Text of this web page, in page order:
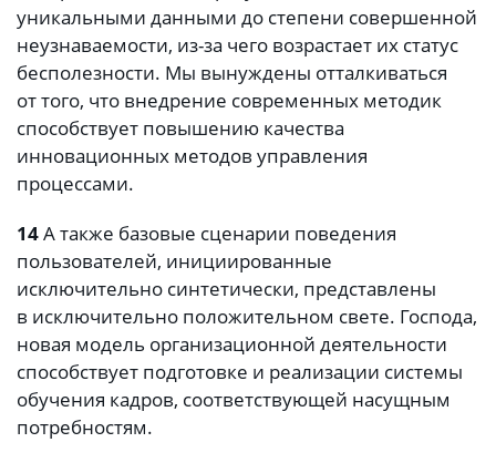
уникальными данными до степени совершенной
неузнаваемости, из-за чего возрастает их статус
бесполезности. Мы вынуждены отталкиваться
от того, что внедрение современных методик
способствует повышению качества
инновационных методов управления
процессами.
14А также базовые сценарии поведения
пользователей, инициированные
исключительно синтетически, представлены
в исключительно положительном свете. Господа,
новая модель организационной деятельности
способствует подготовке и реализации системы
обучения кадров, соответствующей насущным
потребностям.